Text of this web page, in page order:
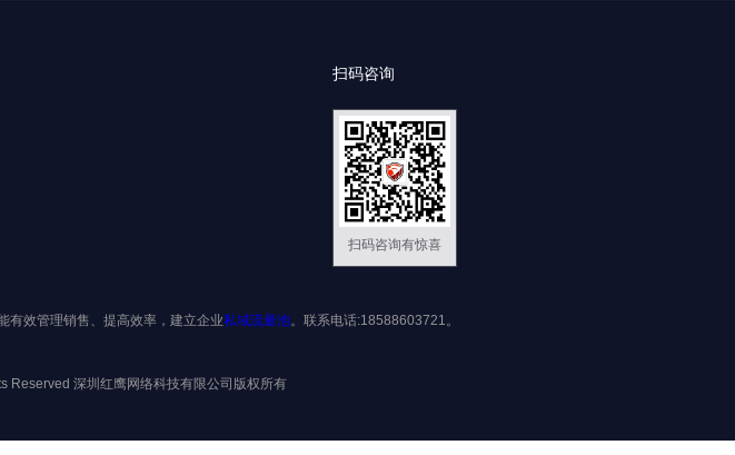
扫码咨询
扫码咨询有惊喜
有效管理销售、提高效率，建立企业私域流量池。联系电话:18588603721。
深圳红鹰网络科技有限公司版权所有